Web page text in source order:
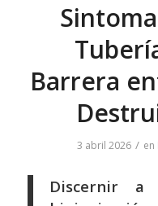
Barrera
3 abril 2026 / en
Discernir